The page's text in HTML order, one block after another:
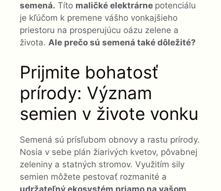
semená. Títo maličké elektrárne potenciálu
je kľúčom k premene vášho vonkajšieho
priestoru na prosperujúcu oázu zelene a
života. Ale prečo sú semená také dôležité?
Prijmite bohatosť
prírody: Význam
semien v živote vonku
Semená sú prísľubom obnovy a rastu prírody.
Nosia v sebe plán žiarivých kvetov, pôvabnej
zeleniny a statných stromov. Využitím sily
semien môžete pestovať rozmanité a
udržateľný ekosystém priamo na vašom